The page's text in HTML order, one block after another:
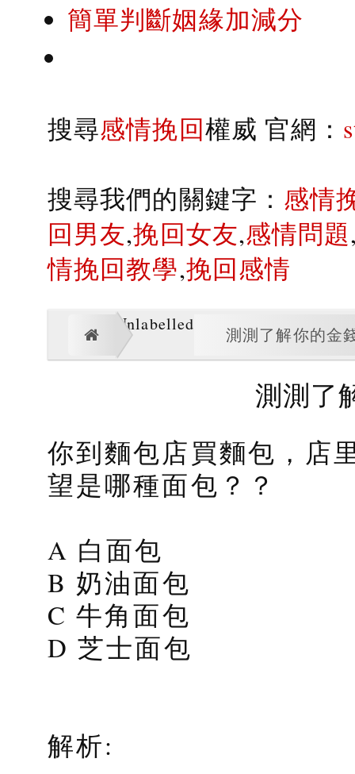
簡單判斷姻緣加減分
搜尋感情挽回權威 官網：
搜尋我們的關鍵字： 感情
回男友,挽回女友,感情問題
情挽回教學,挽回感情
Unlabelled
測測了解你的金
測測了
你到麵包店買麵包，店
望是哪種面包？？
A 白面包
B 奶油面包
C 牛角面包
D 芝士面包
解析: